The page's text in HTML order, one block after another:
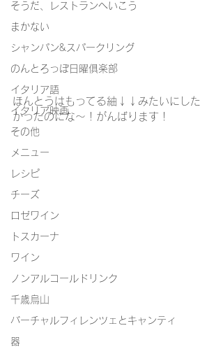
そうだ、レストランへいこう
まかない
シャンパン&スパークリング
のんとろっぽ日曜俱楽部
イタリア語
イタリア映画
その他
メニュー
レシピ
チーズ
ロゼワイン
トスカーナ
ワイン
ノンアルコールドリンク
千歳烏山
バーチャルフィレンツェとキャンティ
器
ほんとうはもってる紬↓↓みたいにした
かったのにな～！がんばります！